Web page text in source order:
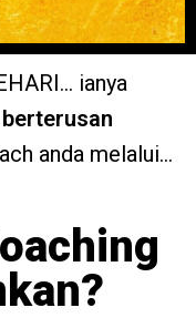
ianya
anda melalui…